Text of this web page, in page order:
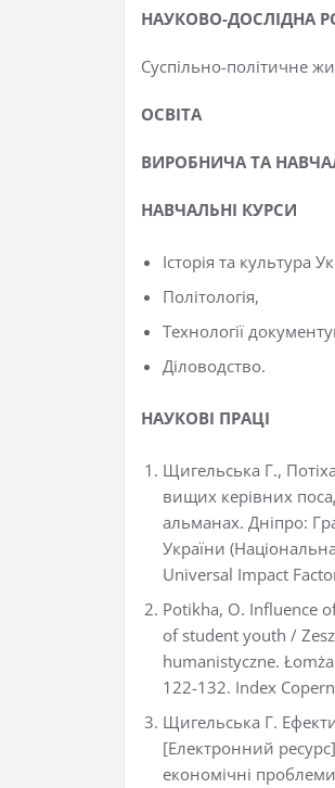
НАУКОВО-ДОСЛІДНА
​Суспільно-політичне
ОСВІТА
ВИРОБНИЧА ТА
НАВЧАЛЬНІ КУРСИ
​Історія та культура
Політологія,
Технології
Діловодство.
НАУКОВІ ПРАЦІ
Щигельська Г.,
вищих керівних
альманах. Дніпро:
України
Universal Impact
Potikha, O. Influence
of student youth /
humanistyczne.
122-132. Index
Щигельська Г.
[Електронний
економічні